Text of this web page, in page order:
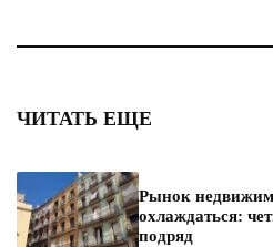
ЧИТАТЬ ЕЩЕ
Рынок
охлаждаться:
подряд